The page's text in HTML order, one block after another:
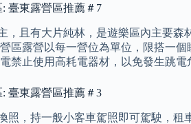
臺東露營區推薦＃7
，且有大片純林，是遊樂區內主要
區露營以每一營位為單位，限搭一
禁止使用高耗電器材，以免發生跳
臺東露營區推薦＃3
照，持一般小客車駕照即可駕駛，